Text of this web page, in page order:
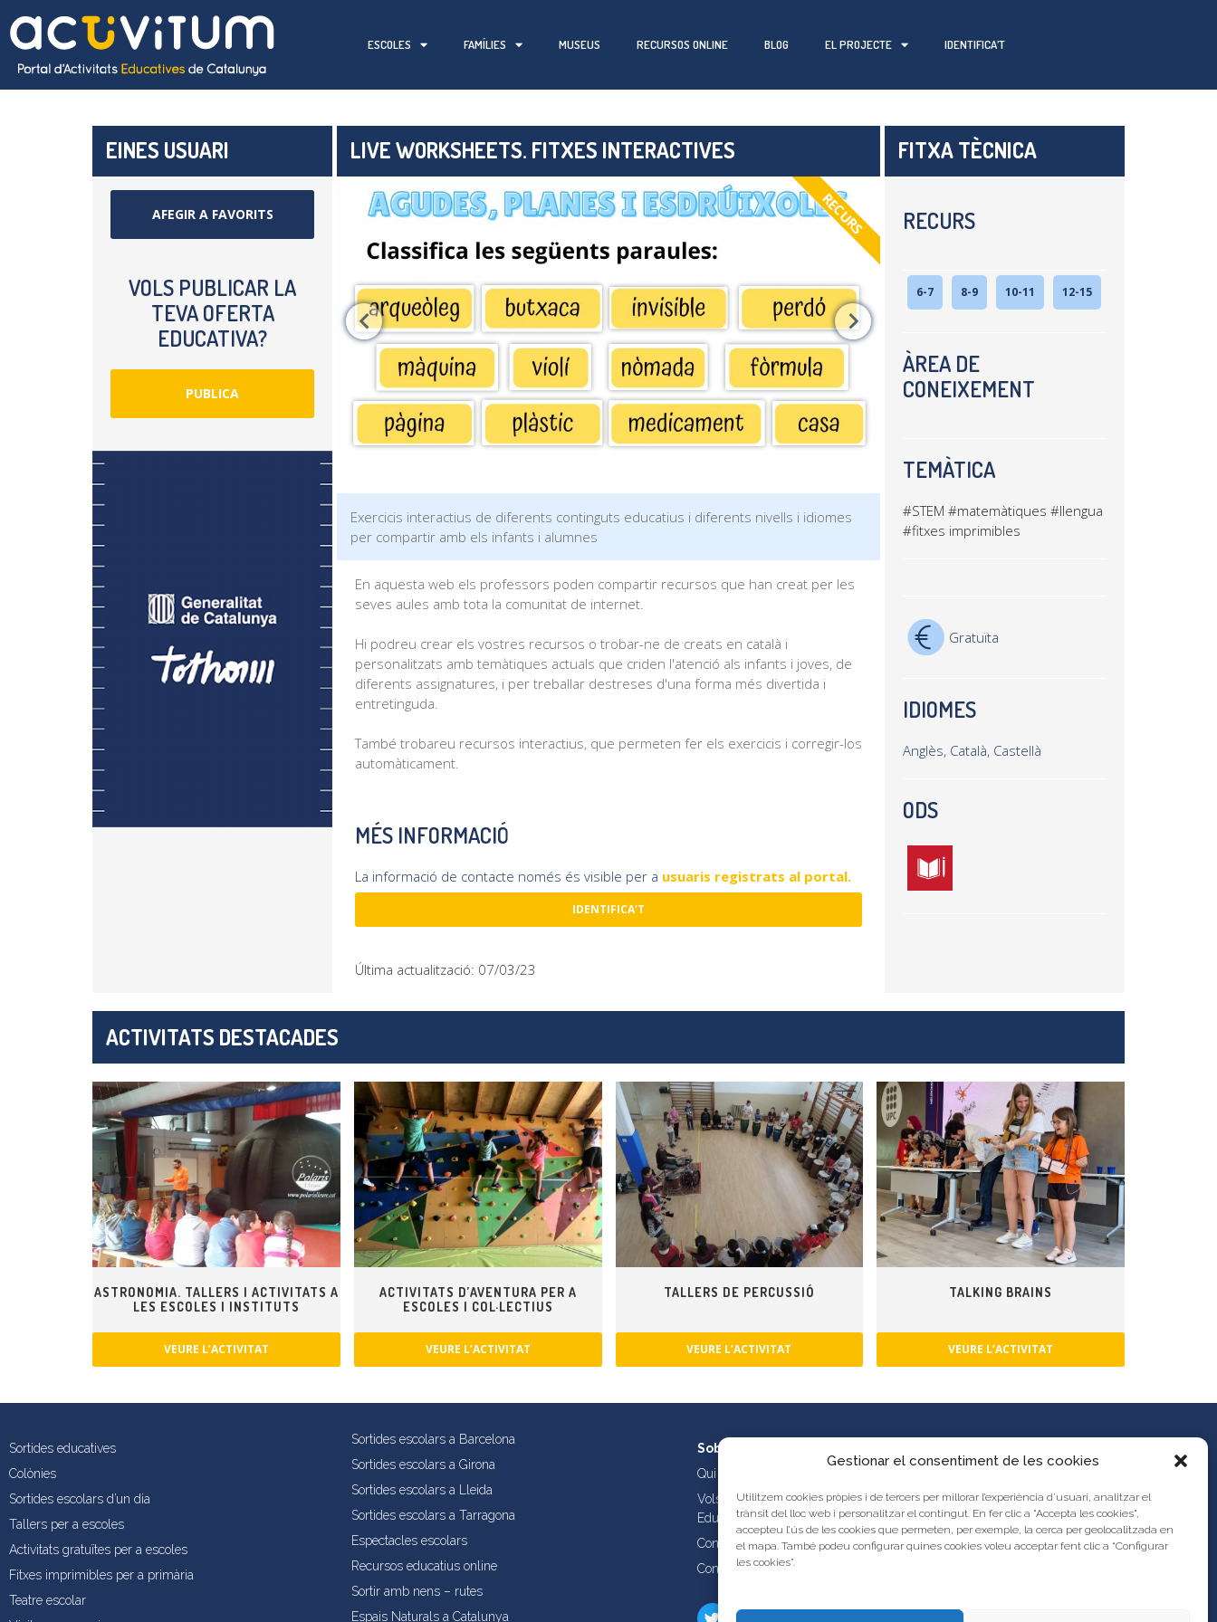
Gestionar el consentiment de les cookies
Utilitzem cookies pròpies i de tercers per millorar l’experiència d’usuari, analitzar el
trànsit del lloc web i personalitzar el contingut. En fer clic a "Accepta les cookies",
accepteu l’ús de les cookies que permeten, per exemple, la cerca per geolocalitzada en
el mapa. També podeu configurar quines cookies voleu acceptar fent clic a “Configurar
les cookies”.
ESCOLES FAMÍLIES MUSEUS RECURSOS ONLINE BLOG EL PROJECTE IDENTIFICA’T
EINES USUARI
AFEGIR A FAVORITS
VOLS PUBLICAR LA
TEVA OFERTA
EDUCATIVA?
PUBLICA
LIVE WORKSHEETS. FITXES INTERACTIVES
RECURS
Exercicis interactius de diferents continguts educatius i diferents nivells i idiomes
per compartir amb els infants i alumnes
En aquesta web els professors poden compartir recursos que han creat per les
seves aules amb tota la comunitat de internet.
Hi podreu crear els vostres recursos o trobar-ne de creats en català i
personalitzats amb temàtiques actuals que criden l'atenció als infants i joves, de
diferents assignatures, i per treballar destreses d'una forma més divertida i
entretinguda.
També trobareu recursos interactius, que permeten fer els exercicis i corregir-los
automàticament.
MÉS INFORMACIÓ
La informació de contacte només és visible per a usuaris registrats al portal.
IDENTIFICA'T
Última actualització: 07/03/23
FITXA TÈCNICA
RECURS
6-7 8-9 10-11 12-15
ÀREA DE
CONEIXEMENT
TEMÀTICA
#STEM #matemàtiques #llengua
#fitxes imprimibles
Gratuïta
IDIOMES
Anglès, Català, Castellà
ODS
ACTIVITATS DESTACADES
ASTRONOMIA. TALLERS I ACTIVITATS A
LES ESCOLES I INSTITUTS
VEURE L’ACTIVITAT
ACTIVITATS D’AVENTURA PER A
ESCOLES I COL·LECTIUS
VEURE L’ACTIVITAT
TALLERS DE PERCUSSIÓ
VEURE L’ACTIVITAT
TALKING BRAINS
VEURE L’ACTIVITAT
Sortides educatives
Colònies
Sortides escolars d’un dia
Tallers per a escoles
Activitats gratuïtes per a escoles
Fitxes imprimibles per a primària
Teatre escolar
Sortides escolars a Barcelona
Sortides escolars a Girona
Sortides escolars a Lleida
Sortides escolars a Tarragona
Espectacles escolars
Recursos educatius online
Sortir amb nens – rutes
Espais Naturals a Catalunya
Sobre nosaltres
Qui som?
Vols publicar les teves propostes al Portal d’Activitats
Educatives de Catalunya?
Condicions d’ús i avís legal
Contacta amb nosaltres